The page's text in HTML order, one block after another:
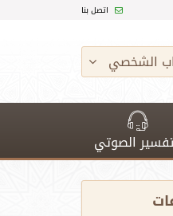
اتصل بنا
الشخصي
الصوتي